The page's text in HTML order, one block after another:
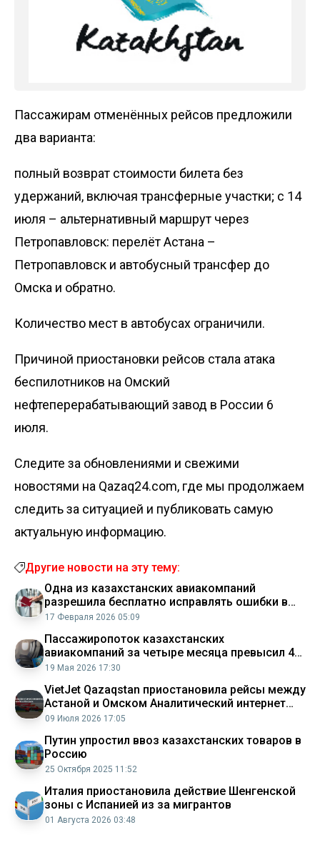
Пассажирам отменённых рейсов предложили
два варианта:
полный возврат стоимости билета без
удержаний, включая трансферные участки; с 14
июля – альтернативный маршрут через
Петропавловск: перелёт Астана –
Петропавловск и автобусный трансфер до
Омска и обратно.
Количество мест в автобусах ограничили.
Причиной приостановки рейсов стала атака
беспилотников на Омский
нефтеперерабатывающий завод в России 6
июля.
Следите за обновлениями и свежими
новостями на Qazaq24.com, где мы продолжаем
следить за ситуацией и публиковать самую
актуальную информацию.
Другие новости на эту тему:
Одна из казахстанских авиакомпаний
разрешила бесплатно исправлять ошибки в
билетах
17 Февраля 2026 05:09
Пассажиропоток казахстанских
авиакомпаний за четыре месяца превысил 4
млн человек
19 Мая 2026 17:30
VietJet Qazaqstan приостановила рейсы между
Астаной и Омском Аналитический интернет
журнал Власть
09 Июля 2026 17:05
Путин упростил ввоз казахстанских товаров в
Россию
25 Октября 2025 11:52
Италия приостановила действие Шенгенской
зоны с Испанией из за мигрантов
01 Августа 2026 03:48